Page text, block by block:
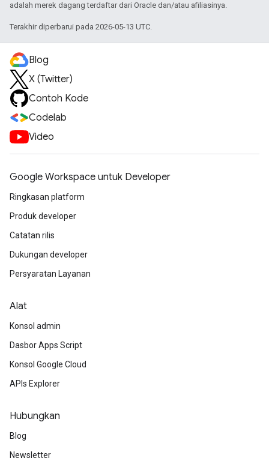
adalah merek dagang terdaftar dari Oracle dan/atau afiliasinya.
Terakhir diperbarui pada 2026-05-13 UTC.
Blog
X (Twitter)
Contoh Kode
Codelab
Video
Google Workspace untuk Developer
Ringkasan platform
Produk developer
Catatan rilis
Dukungan developer
Persyaratan Layanan
Alat
Konsol admin
Dasbor Apps Script
Konsol Google Cloud
APIs Explorer
Hubungkan
Blog
Newsletter